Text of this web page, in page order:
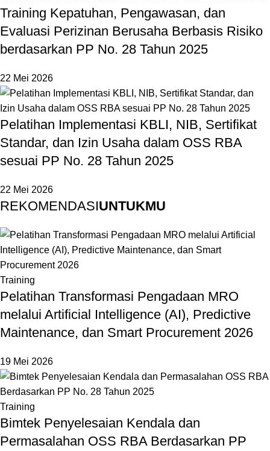
Training Kepatuhan, Pengawasan, dan
Evaluasi Perizinan Berusaha Berbasis Risiko
berdasarkan PP No. 28 Tahun 2025
22 Mei 2026
Pelatihan Implementasi KBLI, NIB, Sertifikat
Standar, dan Izin Usaha dalam OSS RBA
sesuai PP No. 28 Tahun 2025
22 Mei 2026
REKOMENDASIUNTUKMU
Training
Pelatihan Transformasi Pengadaan MRO
melalui Artificial Intelligence (AI), Predictive
Maintenance, dan Smart Procurement 2026
19 Mei 2026
Training
Bimtek Penyelesaian Kendala dan
Permasalahan OSS RBA Berdasarkan PP